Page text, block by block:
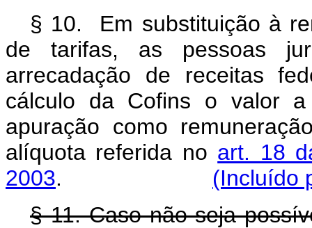
§ 10. Em substituição à
de tarifas, as pessoas
arrecadação de receitas
cálculo da Cofins o valor
apuração como
alíquota referida no art. 18
2003.
(Incluído
§ 11. Caso não seja